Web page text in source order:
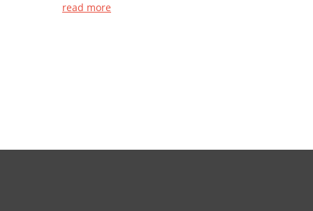
read more